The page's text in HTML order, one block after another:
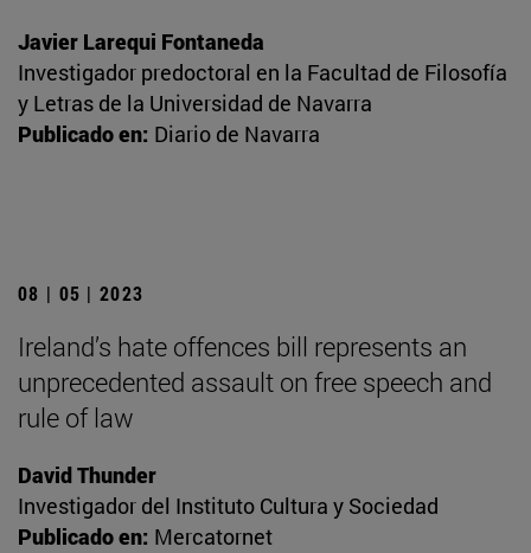
Javier Larequi Fontaneda
Investigador predoctoral en la Facultad de Filosofía
y Letras de la Universidad de Navarra
Publicado en: Diario de Navarra
08 | 05 | 2023
Ireland’s hate offences bill represents an
unprecedented assault on free speech and
rule of law
David Thunder
Investigador del Instituto Cultura y Sociedad
Publicado en: Mercatornet